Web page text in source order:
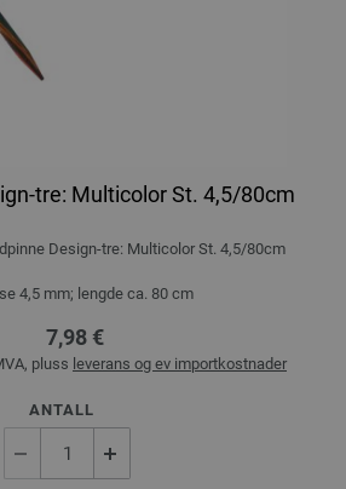
tre: Multicolor St. 4,5/80cm
Design-tre: Multicolor St. 4,5/80cm
4,5 mm; lengde ca. 80 cm
7,98 €
pluss leverans og ev importkostnader
ANTALL